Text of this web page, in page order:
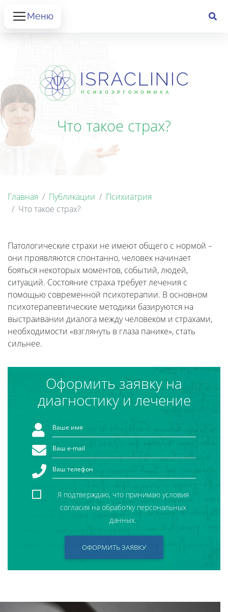
Меню
Что такое страх?
Главная Публикации
Психиатрия
Что такое страх?
Патологические страхи не имеют общего с нормой –
они проявляются спонтанно, человек начинает
бояться некоторых моментов, событий, людей,
ситуаций. Состояние страха требует лечения с
помощью современной психотерапии. В основном
психотерапевтические методики базируются на
выстраивании диалога между человеком и страхами,
необходимости «взглянуть в глаза панике», стать
сильнее.
Оформить заявку на
диагностику и лечение
Я подтверждаю, что принимаю условия
согласия на обработку персональных
данных.
ОФОРМИТЬ ЗАЯВКУ